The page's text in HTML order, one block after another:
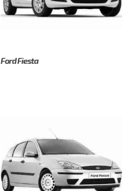
Ford Fiesta